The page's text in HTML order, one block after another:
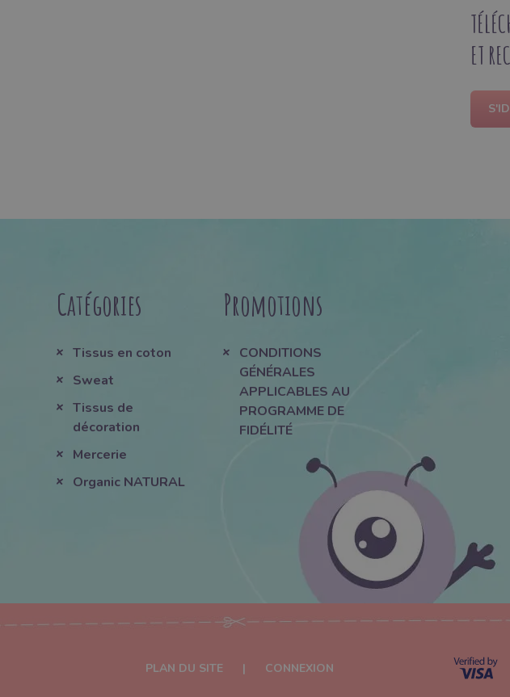
ET
Catégories
Tissus en coton
Sweat
Tissus de
décoration
Mercerie
Organic NATURAL
Promotions
CONDITIONS
GÉNÉRALES
APPLICABLES AU
PROGRAMME DE
FIDÉLITÉ
PLAN DU SITE | CONNEXION